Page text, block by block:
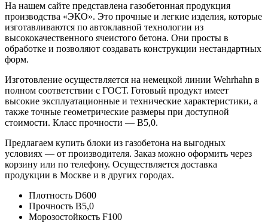
На нашем сайте представлена газобетонная продукция
производства «ЭКО». Это прочные и легкие изделия, которые
изготавливаются по автоклавной технологии из
высококачественного ячеистого бетона. Они просты в
обработке и позволяют создавать конструкции нестандартных
форм.
Изготовление осуществляется на немецкой линии Wehrhahn в
полном соответствии с ГОСТ. Готовый продукт имеет
высокие эксплуатационные и технические характеристики, а
также точные геометрические размеры при доступной
стоимости. Класс прочности — B5,0.
Предлагаем купить блоки из газобетона на выгодных
условиях — от производителя. Заказ можно оформить через
корзину или по телефону. Осуществляется доставка
продукции в Москве и в других городах.
Плотность D600
Прочность B5,0
Морозостойкость F100